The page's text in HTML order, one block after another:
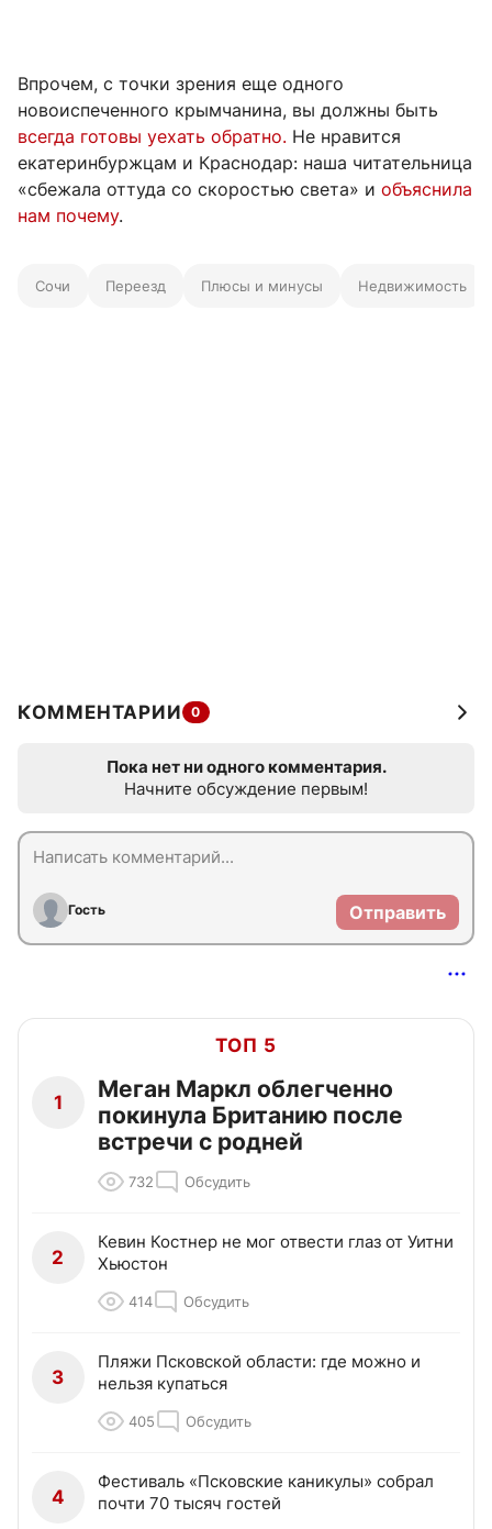
Впрочем, с точки зрения еще одного
новоиспеченного крымчанина, вы должны быть
всегда готовы уехать обратно. Не нравится
екатеринбуржцам и Краснодар: наша читательница
«сбежала оттуда со скоростью света» и объяснила
нам почему.
Сочи Переезд Плюсы и минусы Недвижимость
КОММЕНТАРИИ 0
Пока нет ни одного комментария.
Начните обсуждение первым!
Гость Отправить
ТОП 5
покинула Британию после
встречи с родней
Кевин Костнер не мог отвести глаз от Уитни